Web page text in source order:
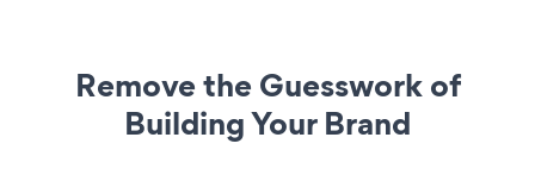
Remove the Guesswork of
Building Your Brand